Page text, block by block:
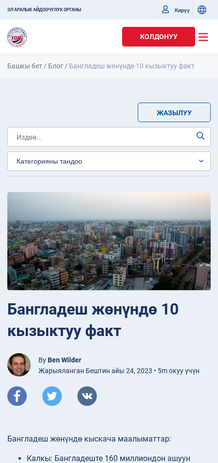
ЭЛ АРАЛЫК АЙДООЧУЛУК ОРГАНЫ Кирүү
КОЛДОНУУ
Башкы бет / Блог / Бангладеш жөнүндө 10 кызыктуу факт
ЖАЗЫЛУУ
Бангладеш жөнүндө 10
кызыктуу факт
By Ben Wilder
Жарыяланган Бештин айы 24, 2023 • 5m окуу үчүн
Бангладеш жөнүндө кыскача маалыматтар:
Калкы: Бангладеште 160 миллиондон ашуун